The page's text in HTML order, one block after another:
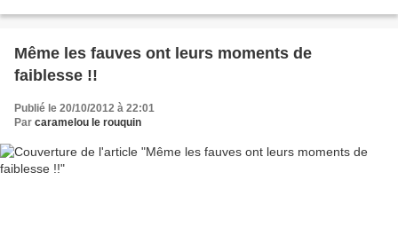
Même les fauves ont leurs moments de
faiblesse !!
Publié le 20/10/2012 à 22:01
Par caramelou le rouquin